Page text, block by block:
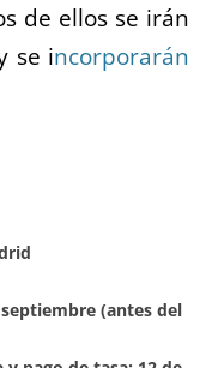
de ellos se irán
se incorporarán
(antes del